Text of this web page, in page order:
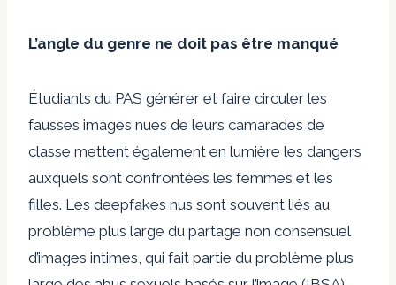
L’angle du genre ne doit pas être manqué
Étudiants du PAS générer et faire circuler les
fausses images nues de leurs camarades de
classe mettent également en lumière les dangers
auxquels sont confrontées les femmes et les
filles. Les deepfakes nus sont souvent liés au
problème plus large du partage non consensuel
d’images intimes, qui fait partie du problème plus